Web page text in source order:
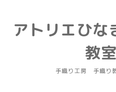
アトリエひ
教
手織り工房 手織り